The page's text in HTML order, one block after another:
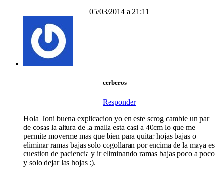
05/03/2014 a 21:11
cerberos
Responder
Hola Toni buena explicacion yo en este scrog cambie un par
de cosas la altura de la malla esta casi a 40cm lo que me
permite moverme mas que bien para quitar hojas bajas o
eliminar ramas bajas solo cogollaran por encima de la maya es
cuestion de paciencia y ir eliminando ramas bajas poco a poco
y solo dejar las hojas :).